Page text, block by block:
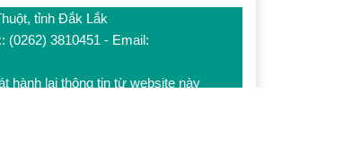
tỉnh Đắk Lắk
(0262) 3810451 - Email:
hành lại thông tin từ website này